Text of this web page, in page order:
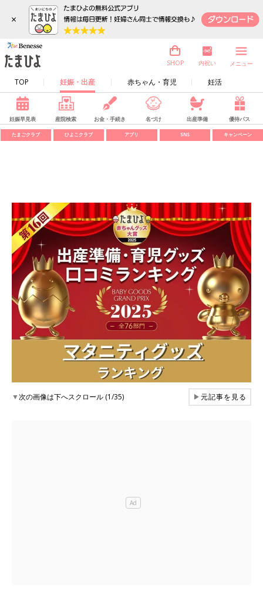
×
TOP 妊娠・出産 赤ちゃん・育児 妊活
SHOP 内祝い メニュー
妊娠早見表 産院検索 お金・手続き 名づけ 出産準備 優待パス
たまごクラブ ひよこクラブ アプリ SNS キャンペーン
▼次の画像は下へスクロール (1/35) ▶元記事を見る